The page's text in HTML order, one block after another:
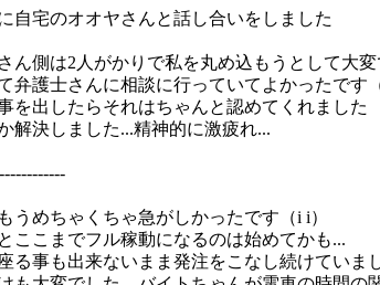
自宅のオオヤさんと話し合いをしました
ん側は2人がかりで私を丸め込もうとして大変
弁護士さんに相談に行っていてよかったです
を出したらそれはちゃんと認めてくれました
解決しました...精神的に激疲れ...
うめちゃくちゃ急がしかったです（i i）
ここまでフル稼動になるのは始めてかも...
る事も出来ないまま発注をこなし続けていま